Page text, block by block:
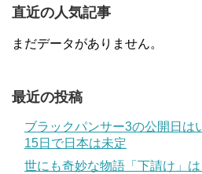
直近の人気記事
まだデータがありません。
最近の投稿
ブラックパンサー3の公開日は
15日で日本は未定
世にも奇妙な物語「下請け」